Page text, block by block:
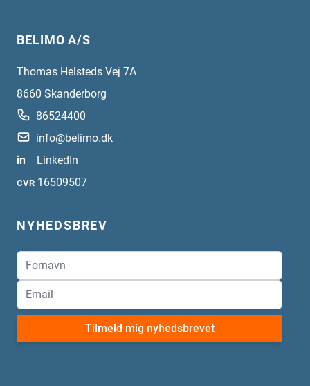
BELIMO A/S
Thomas Helsteds Vej 7A
8660 Skanderborg
86524400
info@belimo.dk
in
LinkedIn
CVR 16509507
NYHEDSBREV
Tilmeld mig nyhedsbrevet